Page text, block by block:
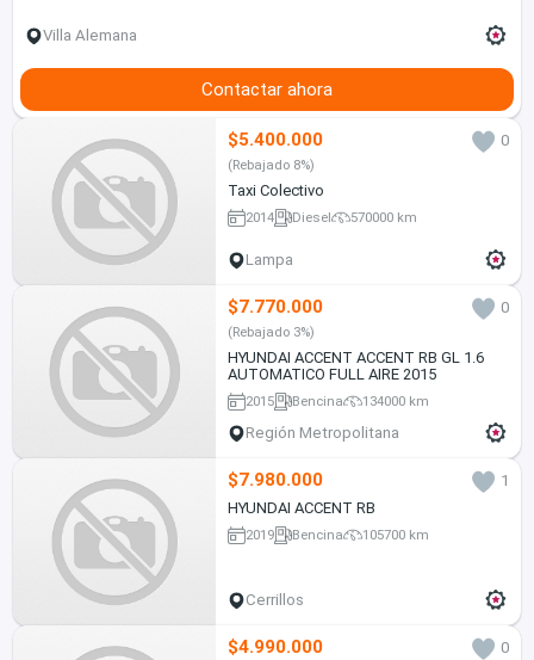
Villa Alemana
Contactar ahora
$5.400.000 0
(Rebajado 8%)
Taxi Colectivo
2014 Diesel 570000 km
Lampa
$7.770.000 0
(Rebajado 3%)
HYUNDAI ACCENT ACCENT RB GL 1.6
AUTOMATICO FULL AIRE 2015
2015 Bencina 134000 km
Región Metropolitana
$7.980.000
1
HYUNDAI ACCENT RB
2019 Bencina 105700 km
Cerrillos
$4.990.000
0